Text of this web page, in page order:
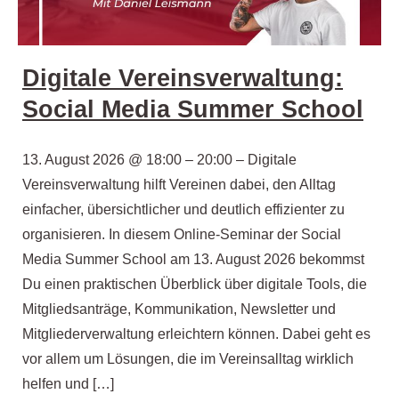
Digitale Vereinsverwaltung:
Social Media Summer School
13. August 2026 @ 18:00 – 20:00 – Digitale
Vereinsverwaltung hilft Vereinen dabei, den Alltag
einfacher, übersichtlicher und deutlich effizienter zu
organisieren. In diesem Online-Seminar der Social
Media Summer School am 13. August 2026 bekommst
Du einen praktischen Überblick über digitale Tools, die
Mitgliedsanträge, Kommunikation, Newsletter und
Mitgliederverwaltung erleichtern können. Dabei geht es
vor allem um Lösungen, die im Vereinsalltag wirklich
helfen und […]